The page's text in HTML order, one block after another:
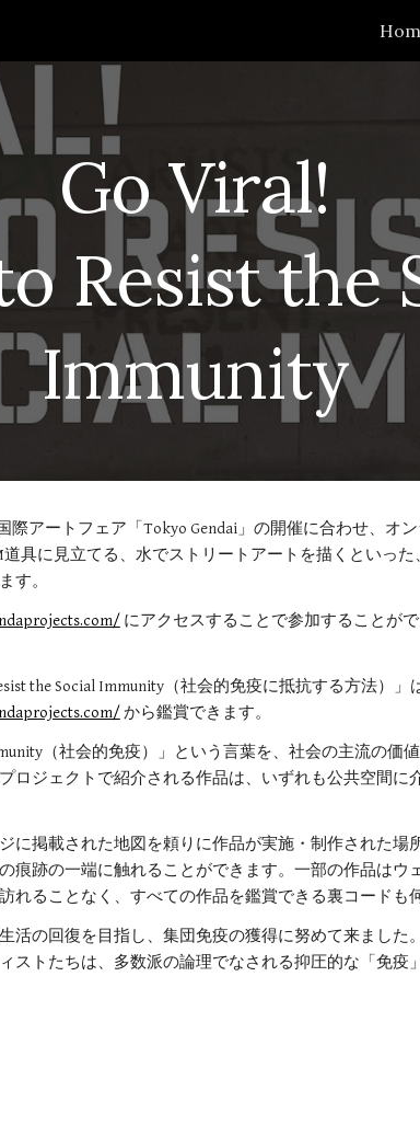
Skip to
Go Viral!
Resist the
Immunity
国際アートフェア「Tokyo Gendai」の開催に合わせ、
具に見立てる、水でストリートアートを描くといっ
す。
にアクセスすることで参加することが
the Social Immunity（社会的免疫に抵抗する方法）
から鑑賞できます。
（社会的免疫）」という言葉を、社会の主流の価
ロジェクトで紹介される作品は、いずれも公共空間に
に掲載された地図を頼りに作品が実施・制作された
跡の一端に触れることができます。一部の作品はウ
ることなく、すべての作品を鑑賞できる裏コードも
活の回復を目指し、集団免疫の獲得に努めて来まし
ストたちは、多数派の論理でなされる抑圧的な「免